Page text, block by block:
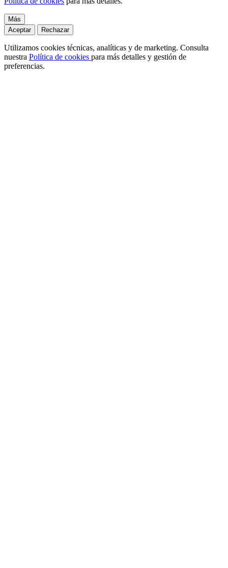
Más
Aceptar
Rechazar
Utilizamos cookies técnicas, analíticas y de marketing. Consulta
nuestra Política de cookies para más detalles y gestión de
preferencias.